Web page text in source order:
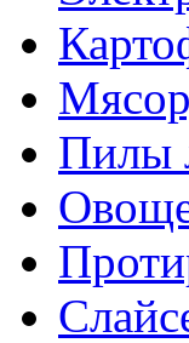
Пилы